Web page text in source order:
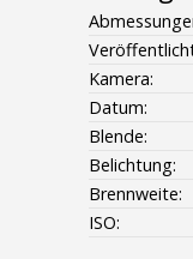
Kamera:
Datum:
Blende:
Belichtung:
Brennweite:
ISO: